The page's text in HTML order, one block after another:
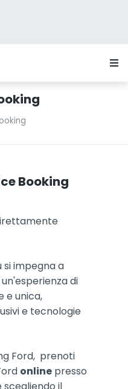
Booking
si impegna a
di
e unica,
e tecnologie
Ford, prenoti
online presso